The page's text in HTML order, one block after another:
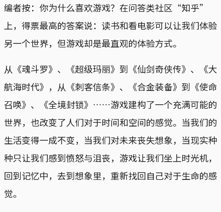
编者按：你为什么喜欢游戏？在问答类社区“知乎”
上，得票最高的答案说：读书和看电影可以让我们体验
另一个世界，但游戏却是最直观的体验方式。
从《魂斗罗》、《超级玛丽》到《仙剑奇侠传》、《大
航海时代》，从《刺客信条》、《合金装备》到《使命
召唤》、《全境封锁》……游戏建构了一个充满可能的
世界，也改变了人们对于时间和空间的感觉。当我们的
生活变得一成不变，当我们对未来丧失想象，当现实种
种只让我们感到愤怒与沮丧，游戏让我们坐上时光机，
回到记忆中，去到想象里，重新找回自己对于生命的感
觉。